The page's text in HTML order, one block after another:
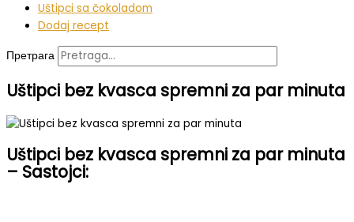
Uštipci sa čokoladom
Dodaj recept
Претрага
Uštipci bez kvasca spremni za par minuta
Uštipci bez kvasca spremni za par minuta
– Sastojci: